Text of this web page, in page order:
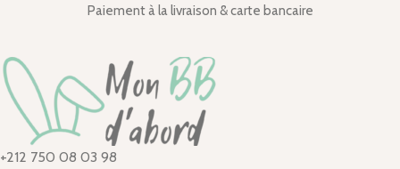
Paiement à la livraison & carte bancaire
+212 750 08 03 98